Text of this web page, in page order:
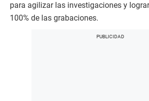
para agilizar las investigaciones y
100% de las grabaciones.